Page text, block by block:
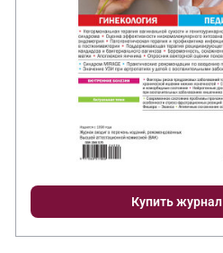
Купить журнал